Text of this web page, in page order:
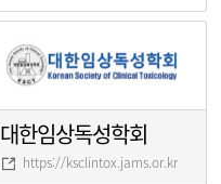
대한임상독성학회
https://ksclintox.jams.or.kr